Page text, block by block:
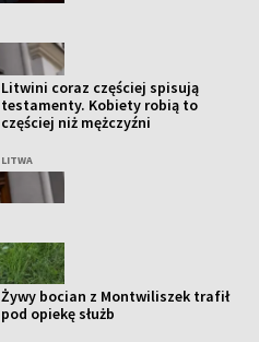
Litwini coraz częściej spisują
testamenty. Kobiety robią to
częściej niż mężczyźni
LITWA
Żywy bocian z Montwiliszek trafił
pod opiekę służb